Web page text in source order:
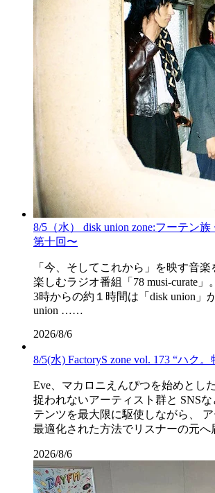
8/5（水） disk union zone:フーテン
第十回〜
「今、そしてこれから」を映す音
楽しむラジオ番組「78 musi-curate」
3時からの約１時間は「disk union」
union ……
2026/8/6
8/5(水) FactoryS zone vol. 173 “ハク。
Eve、マカロニえんぴつを始めとし
捉われないアーティスト群と SNS
テンツを最大限に駆使しながら、
最適化された方法でリスナーの元
2026/8/6